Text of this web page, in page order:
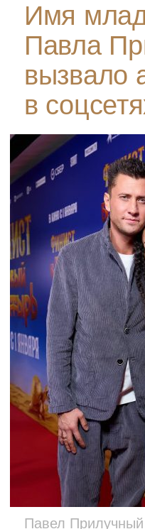
Имя
Павла
вызвало
в
Павел